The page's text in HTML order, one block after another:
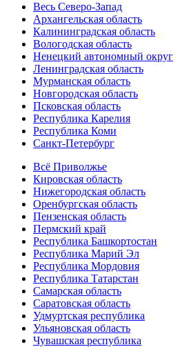
Весь Северо-Запад
Архангельская область
Калининградская область
Вологодская область
Ненецкий автономный округ
Ленинградская область
Мурманская область
Новгородская область
Псковская область
Республика Карелия
Республика Коми
Санкт-Петербург
Всё Приволжье
Кировская область
Нижегородская область
Оренбургская область
Пензенская область
Пермский край
Республика Башкортостан
Республика Марий Эл
Республика Мордовия
Республика Татарстан
Самарская область
Саратовская область
Удмуртская республика
Ульяновская область
Чувашская республика